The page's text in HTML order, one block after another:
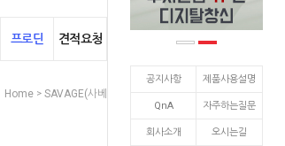
공지사항 제품사용설명
QnA 자주하는질문
회사소개 오시는길
프로딘 견적요청
Home > SAVAGE(사베지)